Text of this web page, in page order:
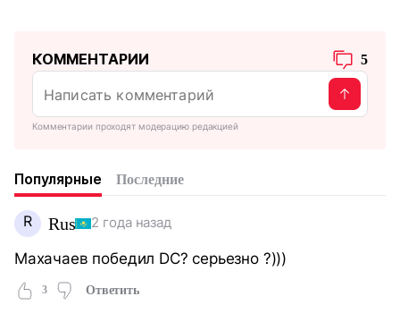
КОММЕНТАРИИ 5
Комментарии проходят модерацию редакцией
Популярные Последние
R Rus 2 года назад
Махачаев победил DC? серьезно ?)))
3 Ответить